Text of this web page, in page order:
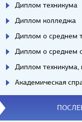
Диплом техникума
Диплом колледжа
Диплом о среднем
Диплом о среднем
Диплом техникума,
Академическая